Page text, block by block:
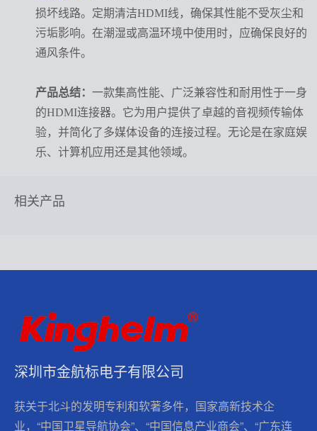
损坏线路。定期清洁HDMI线，确保其性能不受灰尘和
污垢影响。在潮湿或高温环境中使用时，应确保良好的
通风条件。
产品总结： 一款集高性能、广泛兼容性和耐用性于一身
的HDMI连接器。它为用户提供了卓越的音视频传输体
验，并简化了多媒体设备的连接过程。无论是在家庭娱
乐、计算机应用还是其他领域。
相关产品
深圳市金航标电子有限公司
获关于北斗的发明专利和软著多件，国家高新技术企
业，“中国卫星导航协会”、“中国信息产业商会”、“广东连